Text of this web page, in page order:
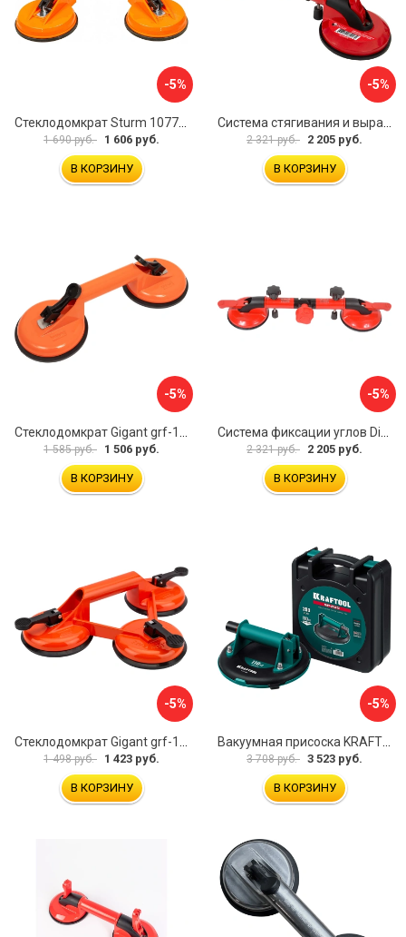
-5%
1 690 руб. 1 606 руб.
В КОРЗИНУ
-5%
2 321 руб. 2 205 руб.
В КОРЗИНУ
-5%
1 585 руб. 1 506 руб.
В КОРЗИНУ
-5%
2 321 руб. 2 205 руб.
В КОРЗИНУ
-5%
1 498 руб. 1 423 руб.
В КОРЗИНУ
-5%
3 708 руб. 3 523 руб.
В КОРЗИНУ